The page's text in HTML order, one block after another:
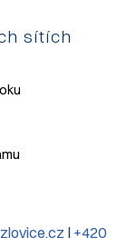
sítích
| +420